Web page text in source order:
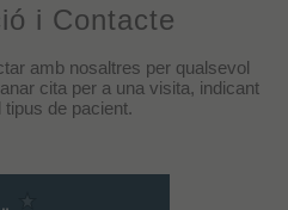
i Contacte
amb nosaltres per qualsevol
cita per a una visita, indicant
tipus de pacient.